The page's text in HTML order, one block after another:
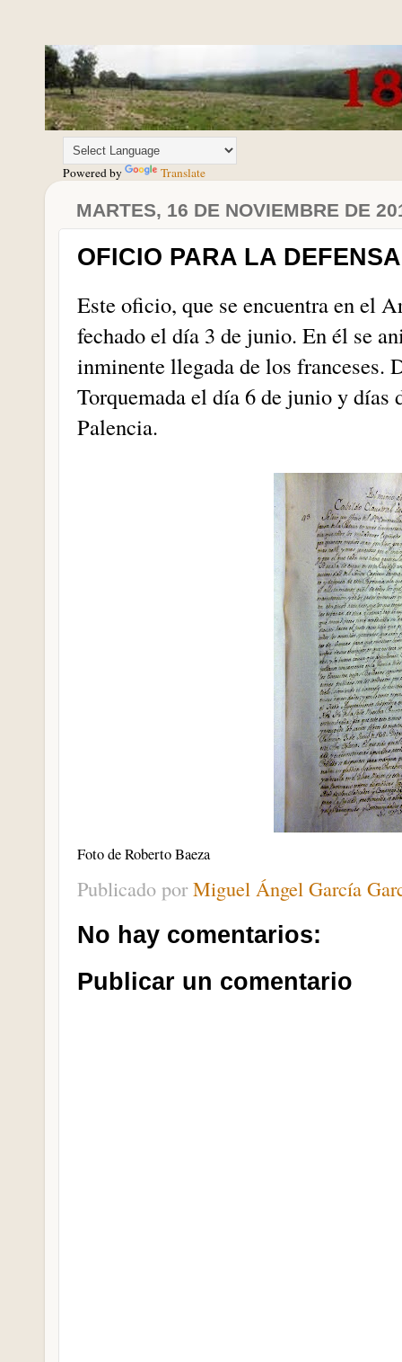
Powered by Translate
MARTES, 16 DE NOVIEMBRE DE
OFICIO PARA LA
Este oficio, que se encuentra en el
fechado el día 3 de junio. En él se
inminente llegada de los franceses.
Torquemada el día 6 de junio y días
Palencia.
Foto de Roberto Baeza
Publicado porMiguel Ángel García
No hay comentarios:
Publicar un comentario